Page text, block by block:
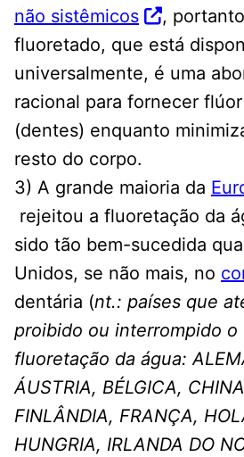
não sistêmicos
,
fluoretado, que está
universalmente, é uma
racional para fornecer
(dentes) enquanto
resto do corpo.
3) A grande maioria da
rejeitou a fluoretação da
sido tão bem-sucedida
Unidos, se não mais, no
dentária (nt.: países que
proibido ou interrompido o
fluoretação da água:
ÁUSTRIA, BÉLGICA,
FINLÂNDIA, FRANÇA,
HUNGRIA, IRLANDA DO